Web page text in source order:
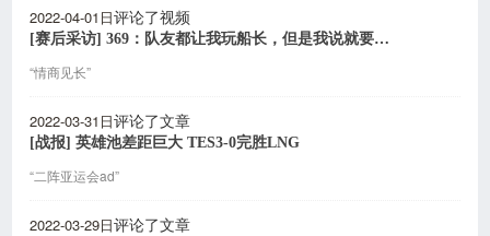
2022-04-01日评论了视频
[赛后采访] 369：队友都让我玩船长，但是我说就要玩卢锡安
“情商见长”
2022-03-31日评论了文章
[战报] 英雄池差距巨大 TES3-0完胜LNG
“二阵亚运会ad”
2022-03-29日评论了文章